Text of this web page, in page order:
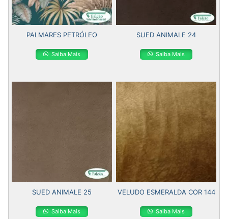
PALMARES PETRÓLEO
Saiba Mais
SUED ANIMALE 24
Saiba Mais
SUED ANIMALE 25
Saiba Mais
VELUDO ESMERALDA COR 144
Saiba Mais